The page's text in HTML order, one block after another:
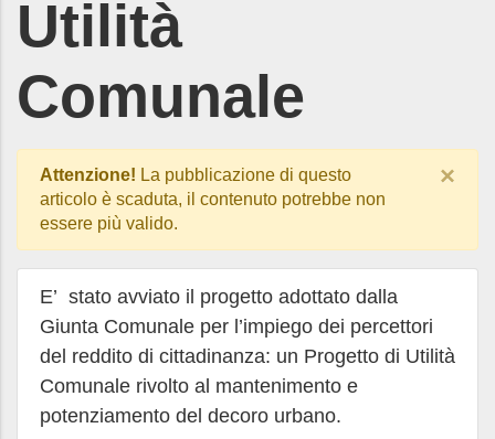
Utilità
Comunale
Attenzione! La pubblicazione di questo
articolo è scaduta, il contenuto potrebbe non
essere più valido.
×
E’ stato avviato il progetto adottato dalla
Giunta Comunale per l’impiego dei percettori
del reddito di cittadinanza: un Progetto di Utilità
Comunale rivolto al mantenimento e
potenziamento del decoro urbano.